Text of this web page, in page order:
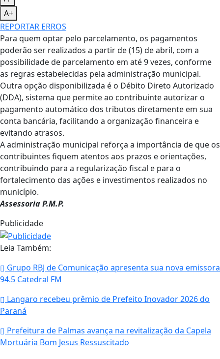
A+
REPORTAR ERROS
Para quem optar pelo parcelamento, os pagamentos
poderão ser realizados a partir de (15) de abril, com a
possibilidade de parcelamento em até 9 vezes, conforme
as regras estabelecidas pela administração municipal.
Outra opção disponibilizada é o Débito Direto Autorizado
(DDA), sistema que permite ao contribuinte autorizar o
pagamento automático dos tributos diretamente em sua
conta bancária, facilitando a organização financeira e
evitando atrasos.
A administração municipal reforça a importância de que os
contribuintes fiquem atentos aos prazos e orientações,
contribuindo para a regularização fiscal e para o
fortalecimento das ações e investimentos realizados no
município.
Assessoria P.M.P.
Publicidade
Leia Também:
Grupo RBJ de Comunicação apresenta sua nova emissora
94.5 Catedral FM
Langaro recebeu prêmio de Prefeito Inovador 2026 do
Paraná
Prefeitura de Palmas avança na revitalização da Capela
Mortuária Bom Jesus Ressuscitado